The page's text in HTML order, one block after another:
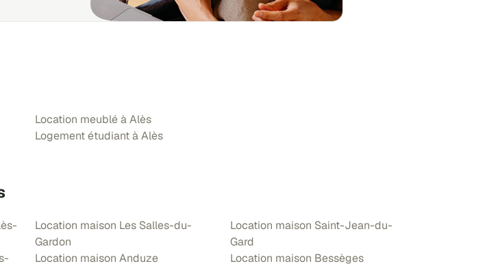
Location meublé à Alès
Logement étudiant à Alès
Location maison Les Salles-du-
Gardon
Location maison Anduze
Location maison Saint-Jean-du-
Gard
Location maison Bessèges